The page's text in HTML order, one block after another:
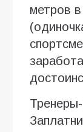
метров